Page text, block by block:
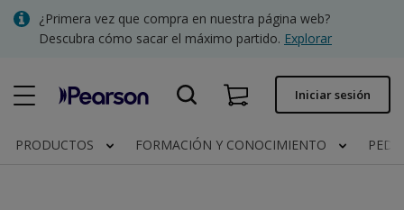
Skip¿Primera vez que compra en nuestra página web?
Descubra cómo sacar el máximo partido. Explorar
Pedido rápido Iniciar sesión
PRODUCTOS FORMACIÓN Y CONOCIMIENTO